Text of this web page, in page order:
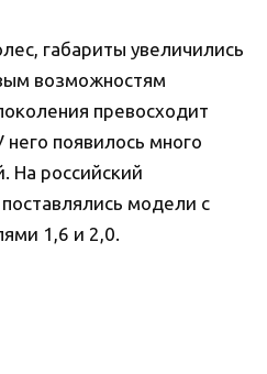
габариты увеличились
возможностям
превосходит
появилось много
На российский
модели с
1,6 и 2,0.